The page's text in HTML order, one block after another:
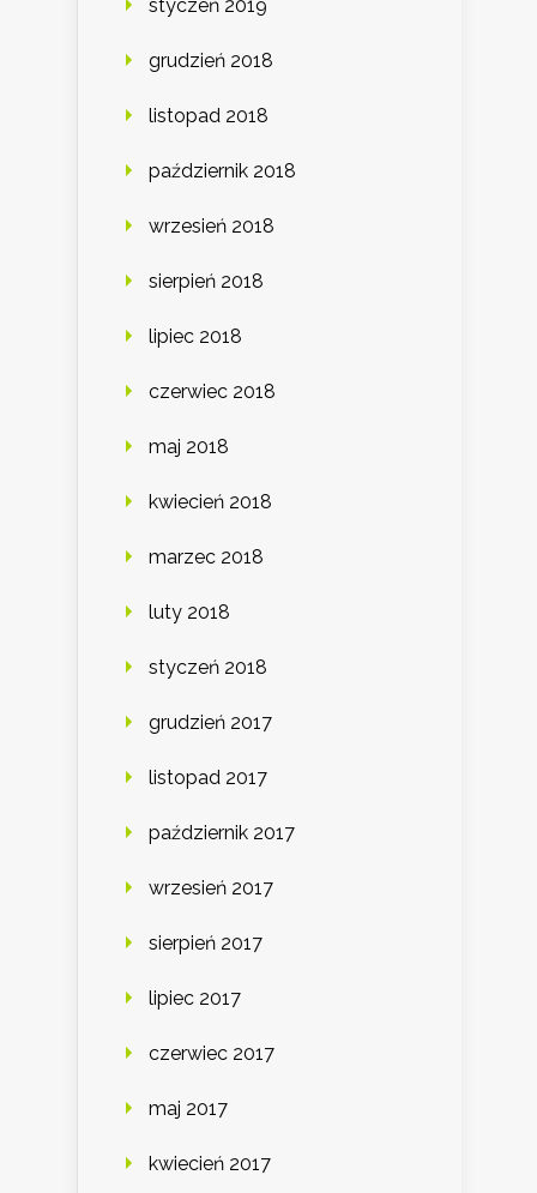
styczeń 2019
grudzień 2018
listopad 2018
październik 2018
wrzesień 2018
sierpień 2018
lipiec 2018
czerwiec 2018
maj 2018
kwiecień 2018
marzec 2018
luty 2018
styczeń 2018
grudzień 2017
listopad 2017
październik 2017
wrzesień 2017
sierpień 2017
lipiec 2017
czerwiec 2017
maj 2017
kwiecień 2017